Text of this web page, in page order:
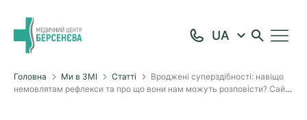
Головна Ми в ЗМІ Статті
Вроджені суперздібності: навіщо
немовлятам рефлекси та про що вони нам можуть розповісти? Сайт